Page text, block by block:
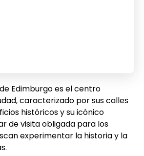
Edimburgo es el centro
caracterizado por sus calles
históricos y su icónico
de visita obligada para los
experimentar la historia y la